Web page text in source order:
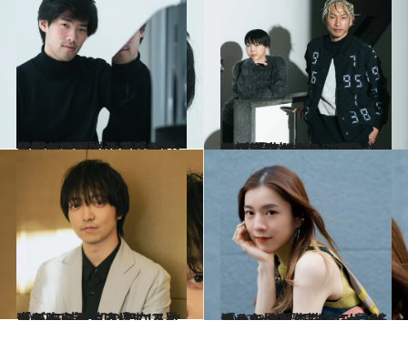
2023.1.31
世界が注目するブルース・リウが ショパンコンクールで優勝して感じた 周囲の変化と演奏を続ける2つの理由
カルチャー 2022.12.29
新垣結衣がゆるく踊ったのが良かった？ 恋ダンスとパプリカダンス産みの親が 語る“ヒットの理由”は意外にも…
カルチャー
2022.10.21
赤ちゃんが泣き止む!? という 三浦大知の聖なる歌声が胸に沁みる アニメ「ぼくらのよあけ」
カルチャー 2022.2.5
「miletの歌声は力があるから」歌手になることを決めたのは 親友の一言がきっかけだった
カルチャー